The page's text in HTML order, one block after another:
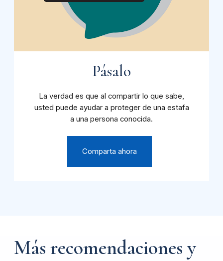
Pásalo
La verdad es que al compartir lo que sabe,
usted puede ayudar a proteger de una estafa
a una persona conocida.
Comparta ahora
Más recomendaciones y